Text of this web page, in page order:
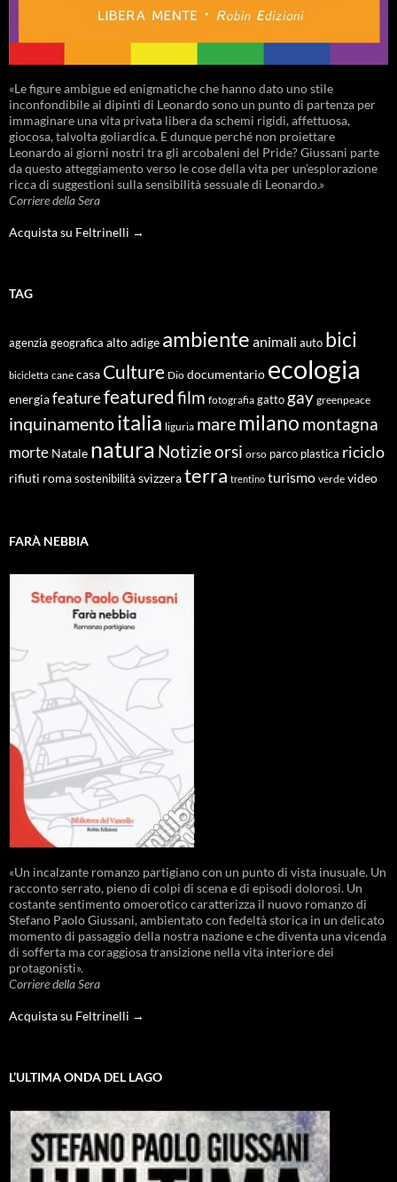
«Le figure ambigue ed enigmatiche che hanno dato uno stile
inconfondibile ai dipinti di Leonardo sono un punto di partenza per
immaginare una vita privata libera da schemi rigidi, affettuosa,
giocosa, talvolta goliardica. E dunque perché non proiettare
Leonardo ai giorni nostri tra gli arcobaleni del Pride? Giussani parte
da questo atteggiamento verso le cose della vita per un’esplorazione
ricca di suggestioni sulla sensibilità sessuale di Leonardo.»
Corriere della Sera
Acquista su Feltrinelli →
TAG
agenzia geografica alto adige ambiente animali auto bici
bicicletta cane casa Culture Dio documentario ecologia
energiafeaturefeaturedfilm fotografia gatto gay greenpeace
inquinamentoitalia liguria maremilano montagna
morte Natale natura Notizieorsi orso parco plastica riciclo
rifiuti roma sostenibilità svizzeraterra trentino turismo verde video
FARÀ NEBBIA
«Un incalzante romanzo partigiano con un punto di vista inusuale. Un
racconto serrato, pieno di colpi di scena e di episodi dolorosi. Un
costante sentimento omoerotico caratterizza il nuovo romanzo di
Stefano Paolo Giussani, ambientato con fedeltà storica in un delicato
momento di passaggio della nostra nazione e che diventa una vicenda
di sofferta ma coraggiosa transizione nella vita interiore dei
protagonisti».
Corriere della Sera
Acquista su Feltrinelli →
L’ULTIMA ONDA DEL LAGO